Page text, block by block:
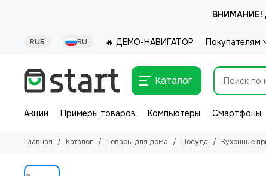
ВНИМАНИЕ!
RUB RU 🔥 ДЕМО-НАВИГАТОР Покупателям
Каталог
Акции Примеры товаров Компьютеры Смартфоны
Главная Каталог Товары для дома Посуда Кухонные